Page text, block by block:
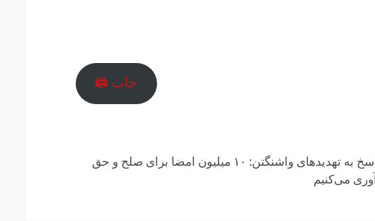
چاپ 🖨
نیکولاس مادورو در پاسخ به تهدیدهای‌ واشنگتن: ۱۰ میلیون امضا برای صلح و حق
می‌کنیم